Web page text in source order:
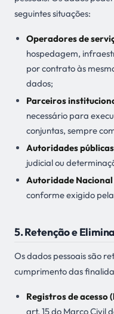
seguintes situações:
Operadores de
hospedagem,
por contrato às
dados;
Parceiros
necessário para
conjuntas, sempre
Autoridades
judicial ou
Autoridade Nacional
conforme exigido
5. Retenção e
Os dados pessoais são
cumprimento das
Registros de acesso
art. 15 do Marco Civil